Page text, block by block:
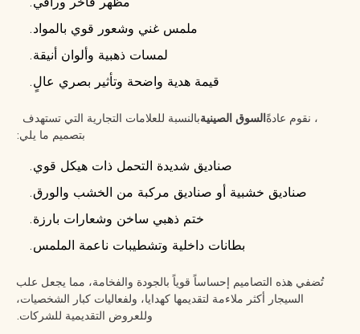
ملمس غني وشعور قوي بالمواد.
لمسات ذهبية وألوان أنيقة.
قيمة هدية واضحة وتأثير بصري عالٍ.
بالنسبة للعلامات التجارية التي تستهدفالسوق الصينية، نقوم عادةً
بتصميم ما يلي:
صناديق شديدة التحمل ذات هيكل قوي.
صناديق خشبية أو صناديق مركبة من الخشب والورق.
ختم ذهبي ساخن وشعارات بارزة.
بطانات داخلية وتشطيبات ناعمة الملمس.
تُضفي هذه التصاميم إحساساً قوياً بالجودة والفخامة، مما يجعل علب
السيجار أكثر ملاءمة لتقديمها كهدايا، ولفعاليات كبار الشخصيات،
وللعروض التقديمية للشركات.